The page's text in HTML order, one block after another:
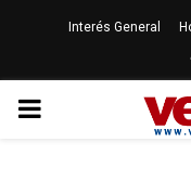
Interés General
PRIMARY